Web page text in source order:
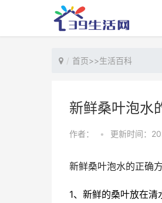
首页>>生活百科
新鲜桑叶泡水
作者： • 更新时间：
新鲜桑叶泡水的正确
1、新鲜的桑叶放在清